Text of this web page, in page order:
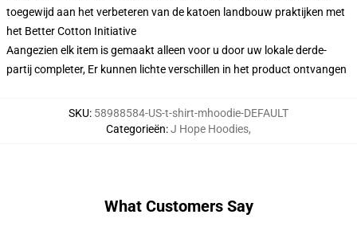
toegewijd aan het verbeteren van de katoen landbouw praktijken met
het Better Cotton Initiative
Aangezien elk item is gemaakt alleen voor u door uw lokale derde-
partij completer, Er kunnen lichte verschillen in het product ontvangen
SKU: 58988584-US-t-shirt-mhoodie-DEFAULT
Categorieën:J Hope Hoodies,
What Customers Say